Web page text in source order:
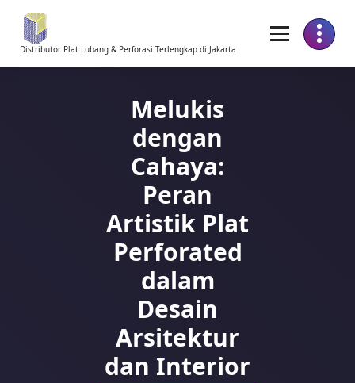
Content
Distributor Plat Lubang & Perforasi Terlengkap di Jakarta
Melukis
dengan
Cahaya:
Peran
Artistik Plat
Perforated
dalam
Desain
Arsitektur
dan Interior